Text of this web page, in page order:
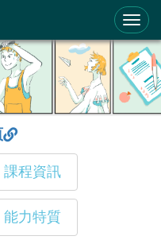
課程資訊
能力特質